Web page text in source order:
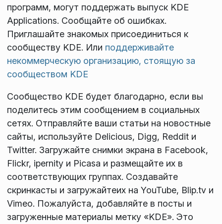
программ, могут поддержать выпуск KDE
Applications. Сообщайте об ошибках.
Приглашайте знакомых присоединиться к
сообществу KDE. Или поддерживайте
некоммерческую организацию, стоящую за
сообществом KDE
Сообщество KDE будет благодарно, если вы
поделитесь этим сообщением в социальных
сетях. Отправляйте ваши статьи на новостные
сайты, используйте Delicious, Digg, Reddit и
Twitter. Загружайте снимки экрана в Facebook,
Flickr, ipernity и Picasa и размещайте их в
соответствующих группах. Создавайте
скринкасты и загружайтеих на YouTube, Blip.tv и
Vimeo. Пожалуйста, добавляйте в посты и
загруженные материалы метку «KDE». Это